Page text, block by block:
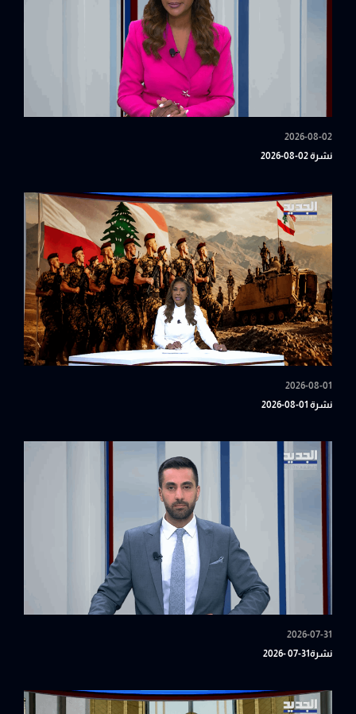
2026-08-02
نشرة 02-08-2026
2026-08-01
نشرة 01-08-2026
2026-07-31
نشرة31-07 -2026